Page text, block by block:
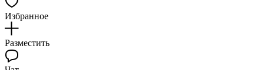
Избранное
Разместить